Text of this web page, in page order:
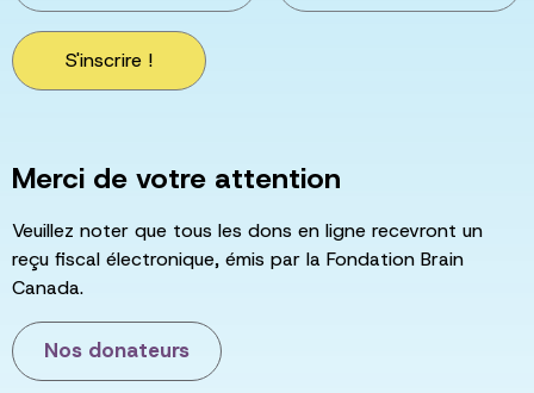
S'inscrire !
Merci de votre attention
Veuillez noter que tous les dons en ligne recevront un
reçu fiscal électronique, émis par la Fondation Brain
Canada.
Nos donateurs